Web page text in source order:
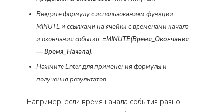
Введите формулу с использованием функции
MINUTE и ссылками на ячейки с временами начала
и окончания события:=MINUTE(Время_Окончания
— Время_Начала).
Нажмите Enter для применения формулы и
получения результатов.
Например, если время начала события равно